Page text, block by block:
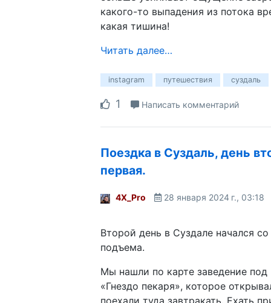
какого-то выпадения из потока
какая тишина!
Читать далее…
instagram путешествия суздаль
1 Написать комментарий
Поездка в Суздаль, день
первая.
4X_Pro 28 января 2024 г., 03:18
Второй день в Суздале начался со
подъема.
Мы нашли по карте заведение под
«Гнездо пекаря», которое